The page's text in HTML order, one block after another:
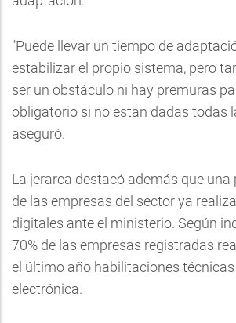
"Puede llevar un tiempo de
estabilizar el propio sistema, pero
ser un obstáculo ni hay premuras
obligatorio si no están dadas todas
aseguró.
La jerarca destacó además que
de las empresas del sector ya
digitales ante el ministerio. Según
70% de las empresas registradas
el último año habilitaciones
electrónica.